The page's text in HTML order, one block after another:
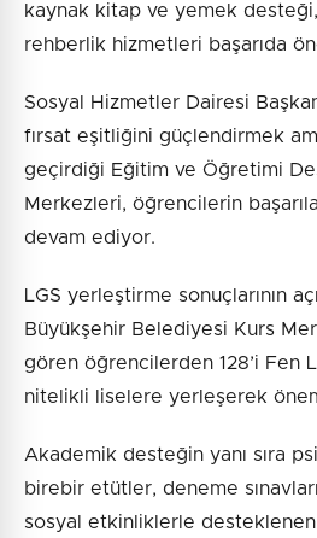
kaynak kitap ve yemek
rehberlik hizmetleri başarıda
Sosyal Hizmetler Dairesi
fırsat eşitliğini güçlendirmek
geçirdiği Eğitim ve Öğretimi
Merkezleri, öğrencilerin
devam ediyor.
LGS yerleştirme sonuçlarının
Büyükşehir Belediyesi Kurs
gören öğrencilerden 128’i Fen
nitelikli liselere yerleşerek
Akademik desteğin yanı sıra
birebir etütler, deneme
sosyal etkinliklerle